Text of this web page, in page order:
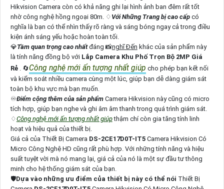
Hikvision Camera còn có khả năng ghi lại hình ảnh ban đêm rất tốt
nhờ công nghệ hồng ngoại 80m. ♢ Với Những Trang bị cao cấpcó
nghĩa là bạn có thể nhìn thấy rõ ràng và sáng bóng ngay cả trong điều
kiện ánh sáng yếu hoặc hoàn toàn tối.
💎Tầm quan trọng cao nhấtđáng 📸nghĩ Đến khác của sản phẩm này
là tính năng đồng bộ với Lắp Camera Khu Phố Trọn Bộ 2MP Giá
Rẻ
. 🔄Công nghệ mới ấn tượng nhất giúp cho phép bạn kết nối
và kiểm soát nhiều camera cùng một lúc, giúp bạn dễ dàng giám sát
toàn bộ khu vực mà bạn muốn.
♾Điểm cộng thêm của sản phẩm Camera Hikvision này cũng có micro
tích hợp, giúp bạn nghe và ghi âm âm thanh trong quá trình giám sát.
♢Công nghệ mới ấn tượng nhất giúpthậm chí còn gia tăng tính linh
hoạt và hiệu quả của thiết bị.
Giá cả của Thiết Bị Camera DS-2CE17D0T-IT5Camera Hikvision Có
Micro Công Nghệ HD cũng rất phù hợp. Với những tính năng và hiệu
suất tuyệt vời mà nó mang lại, giá cả của nó là một sự đầu tư thông
minh cho hệ thống giám sát của bạn.
🛡Dựa vào những ưu điểm của thiết bị này có thể nói Thiết Bị